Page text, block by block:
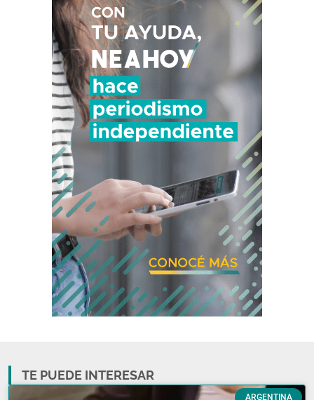
TE PUEDE INTERESAR
ARGENTINA